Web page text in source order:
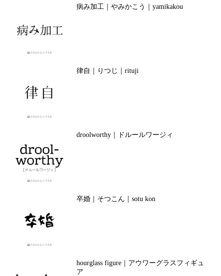
病み加工｜やみかこう｜yamikakou
律自｜りつじ｜rituji
droolworthy｜ドルールワージィ
卒婚｜そつこん｜sotu kon
hourglass figure｜アウワーグラスフィギュ
ア